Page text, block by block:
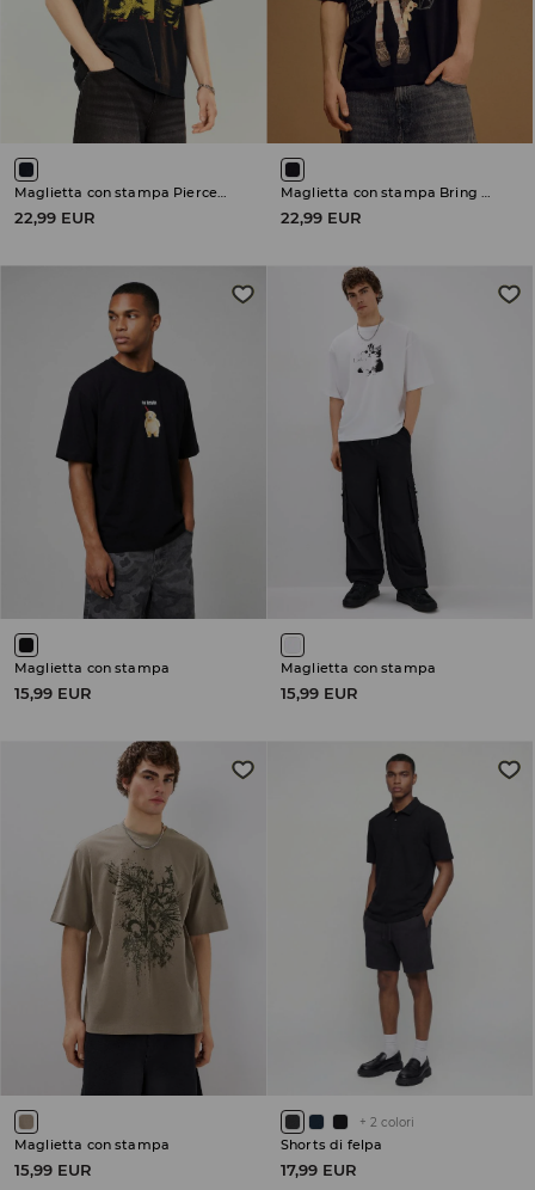
Maglietta con stampa Pierce the Veil
22,99 EUR
Maglietta con stampa Bring Me The Horizon
22,99 EUR
Maglietta con stampa
15,99 EUR
Maglietta con stampa
15,99 EUR
Maglietta con stampa
15,99 EUR
+ 2 colori
Shorts di felpa
17,99 EUR